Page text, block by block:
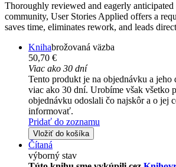
Thoroughly reviewed and eagerly anticipated
community, User Stories Applied offers a
saves time, eliminates rework, and leads
Knihabrožovaná väzba
50,70 €
Viac ako 30 dní
Tento produkt je na objednávku a jeho
viac ako 30 dní. Urobíme však všetko
objednávku odoslali čo najskôr a o jej
informovať.
Pridať do zoznamu
Vložiť do košíka
Čítaná
výborný stav